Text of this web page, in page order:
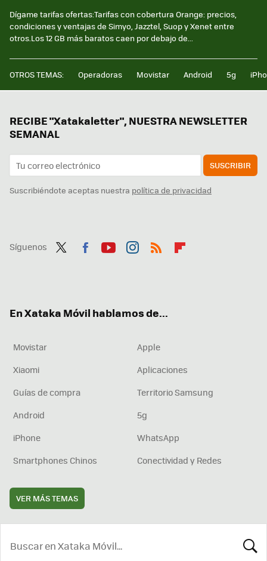
Dígame tarifas ofertas:Tarifas con cobertura Orange: precios,
condiciones y ventajas de Simyo, Jazztel, Suop y Xenet entre
otros.Los 12 GB más baratos caen por debajo de...
OTROS TEMAS: Operadoras Movistar Android 5g
RECIBE "Xatakaletter", NUESTRA NEWSLETTER
SEMANAL
SUSCRIBIR
Suscribiéndote aceptas nuestra política de privacidad
Síguenos
En Xataka Móvil hablamos de...
Movistar
Apple
Xiaomi
Aplicaciones
Guías de compra
Territorio Samsung
Android
5g
iPhone
WhatsApp
Smartphones Chinos
Conectividad y Redes
VER MÁS TEMAS